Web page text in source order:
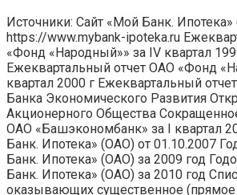
Источники: Сайт «Мой Банк.
https://www.mybank-ipoteka.ru
«Фонд «Народный»» за IV квартал
Ежеквартальный отчет ОАО «Фонд
квартал 2000 г Ежеквартальный
Банка Экономического Развития
Акционерного Общества
ОАО «Башэкономбанк» за I квартал
Банк. Ипотека» (ОАО) от 01.10.2007
Банк. Ипотека» (ОАО) за 2009 год
Банк. Ипотека» (ОАО) за 2010 год
оказывающих существенное (прямое